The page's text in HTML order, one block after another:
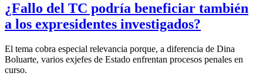
¿Fallo del TC podría beneficiar también
a los expresidentes investigados?
El tema cobra especial relevancia porque, a diferencia de Dina
Boluarte, varios exjefes de Estado enfrentan procesos penales en
curso.